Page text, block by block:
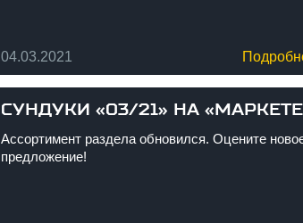
04.03.2021
СУНДУКИ «03/21» НА
Ассортимент раздела обновился. Оцените
предложение!